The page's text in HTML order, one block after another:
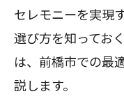
セレモニーを実現
選び方を知ってお
は、前橋市での最
説します。